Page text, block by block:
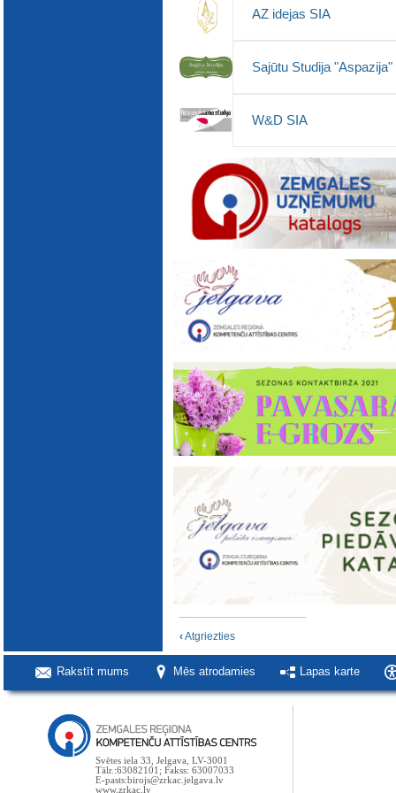
AZ idejas SIA
Sajūtu Studija "Aspazija"
W&D SIA
‹Atgriezties
Rakstīt mums Mēs atrodamies Lapas karte
Svētes iela 33, Jelgava, LV-3001
Tālr.:63082101; Fakss: 63007033
E-pasts:birojs@zrkac.jelgava.lv
www.zrkac.lv